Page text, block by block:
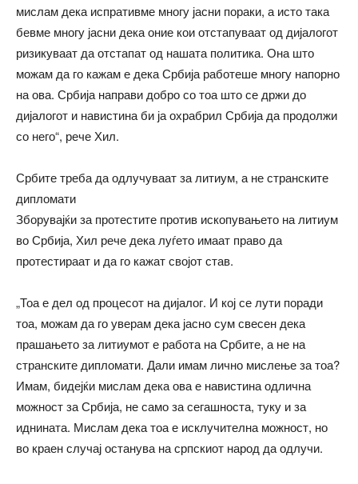
мислам дека испративме многу јасни пораки, а исто така
бевме многу јасни дека оние кои отстапуваат од дијалогот
ризикуваат да отстапат од нашата политика. Она што
можам да го кажам е дека Србија работеше многу напорно
на ова. Србија направи добро со тоа што се држи до
дијалогот и навистина би ја охрабрил Србија да продолжи
со него“, рече Хил.
Србите треба да одлучуваат за литиум, а не странските
дипломати
Зборувајќи за протестите против ископувањето на литиум
во Србија, Хил рече дека луѓето имаат право да
протестираат и да го кажат својот став.
„Тоа е дел од процесот на дијалог. И кој се лути поради
тоа, можам да го уверам дека јасно сум свесен дека
прашањето за литиумот е работа на Србите, а не на
странските дипломати. Дали имам лично мислење за тоа?
Имам, бидејќи мислам дека ова е навистина одлична
можност за Србија, не само за сегашноста, туку и за
иднината. Мислам дека тоа е исклучителна можност, но
во краен случај останува на српскиот народ да одлучи.